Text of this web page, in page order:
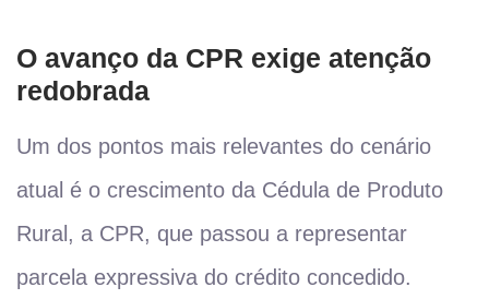
O avanço da CPR exige atenção
redobrada
Um dos pontos mais relevantes do cenário
atual é o crescimento da Cédula de Produto
Rural, a CPR, que passou a representar
parcela expressiva do crédito concedido.